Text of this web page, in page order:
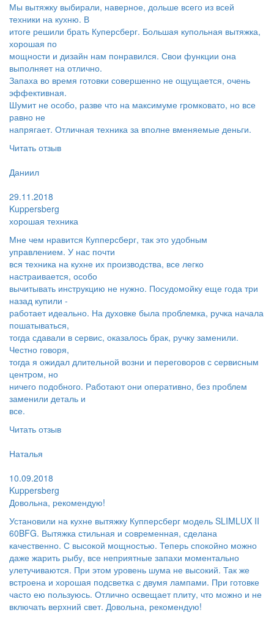
Мы вытяжку выбирали, наверное, дольше всего из всей
техники на кухню. В
итоге решили брать Куперсберг. Большая купольная вытяжка,
хорошая по
мощности и дизайн нам понравился. Свои функции она
выполняет на отлично.
Запаха во время готовки совершенно не ощущается, очень
эффективная.
Шумит не особо, разве что на максимуме громковато, но все
равно не
напрягает. Отличная техника за вполне вменяемые деньги.
Читать отзыв
Даниил
29.11.2018
Kuppersberg
хорошая техника
Мне чем нравится Купперсберг, так это удобным
управлением. У нас почти
вся техника на кухне их производства, все легко
настраивается, особо
вычитывать инструкцию не нужно. Посудомойку еще года три
назад купили -
работает идеально. На духовке была проблемка, ручка начала
пошатываться,
тогда сдавали в сервис, оказалось брак, ручку заменили.
Честно говоря,
тогда я ожидал длительной возни и переговоров с сервисным
центром, но
ничего подобного. Работают они оперативно, без проблем
заменили деталь и
все.
Читать отзыв
Наталья
10.09.2018
Kuppersberg
Довольна, рекомендую!​
Установили на кухне вытяжку Купперсберг модель SLIMLUX II
60BFG. Вытяжка стильная и современная, сделана
качественно. С высокой мощностью. Теперь спокойно можно
даже жарить рыбу, все неприятные запахи моментально
улетучиваются. При этом уровень шума не высокий. Так же
встроена и хорошая подсветка с двумя лампами. При готовке
часто ею пользуюсь. Отлично освещает плиту, что можно и не
включать верхний свет. Довольна, рекомендую!